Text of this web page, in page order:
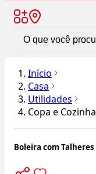
Início
Casa
Utilidades
Copa e Cozinha
Boleira com